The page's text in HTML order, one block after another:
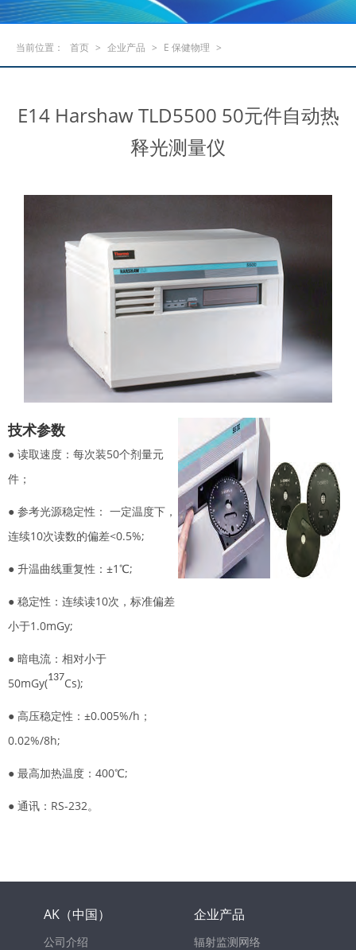
当前位置： 首页 > 企业产品 > E 保健物理 >
E14 Harshaw TLD5500 50元件自动热
释光测量仪
技术参数
● 读取速度：每次装50个剂量元
件；
● 参考光源稳定性： 一定温度下，
连续10次读数的偏差<0.5%;
● 升温曲线重复性：±1℃;
● 稳定性：连续读10次，标准偏差
小于1.0mGy;
● 暗电流：相对小于
50mGy(137Cs);
● 高压稳定性：±0.005%/h；
0.02%/8h;
● 最高加热温度：400℃;
● 通讯：RS-232。
AK（中国）
公司介绍
企业产品
辐射监测网络